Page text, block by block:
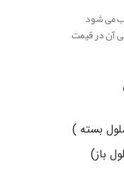
می شود
آن در قیمت
بسته )
باز)